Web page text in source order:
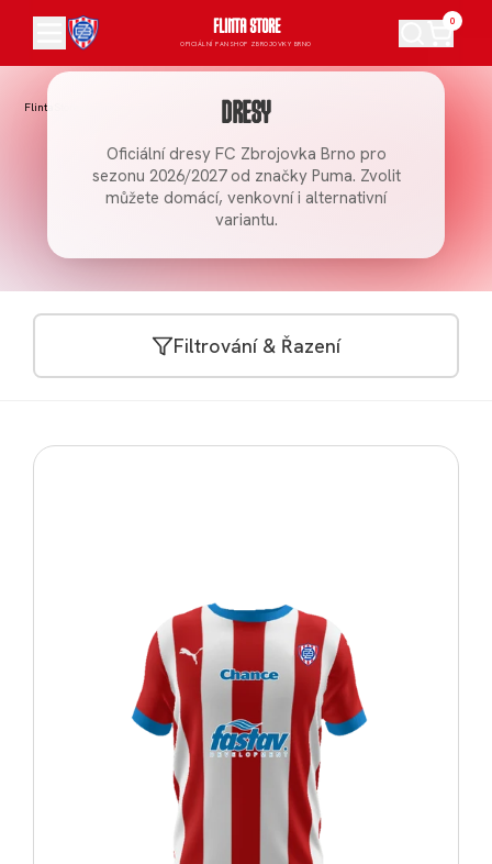
FLINTA STORE
OFICIÁLNÍ FANSHOP ZBROJOVKY BRNO
0
FlintaStore Dres-fc-zbrojovka-brno-25-26-venkovni
Dresy
Oficiální dresy FC Zbrojovka Brno pro
sezonu 2026/2027 od značky Puma. Zvolit
můžete domácí, venkovní i alternativní
variantu.
Filtrování & Řazení